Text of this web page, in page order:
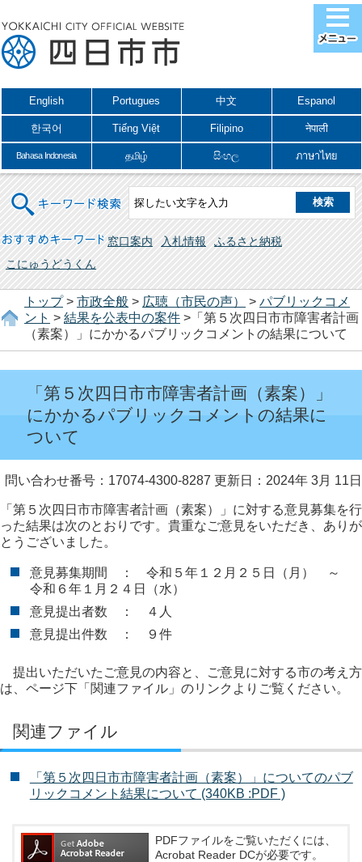
English Portugues 中文 Espanol
한국어 Tiếng Việt Filipino नेपाली
Bahasa Indonesia தமிழ் සිංහල ภาษาไทย
キーワード検索
おすすめキーワード 窓口案内 入札情報
ふるさと納税
こにゅうどうくん
トップ> 市政全般 > 広聴（市民の声） > パブリックコメ
ント > 結果を公表中の案件 >「第５次四日市市障害者計画
（素案）」にかかるパブリックコメントの結果について
「第５次四日市市障害者計画（素案）」
にかかるパブリックコメントの結果に
ついて
問い合わせ番号：17074-4300-8287 更新日：2024年 3月 11日
「第５次四日市市障害者計画（素案）」に対する意見募集を行
った結果は次のとおりです。貴重なご意見をいただき、ありが
とうございました。
意見募集期間 ： 令和５年１２月２５日（月） ～
令和６年１月２４日（水）
意見提出者数 ： ４人
意見提出件数 ： ９件
提出いただいたご意見の内容と、ご意見に対する市の考え方
は、ページ下「関連ファイル」のリンクよりご覧ください。
関連ファイル
「第５次四日市市障害者計画（素案）」についてのパブ
リックコメント結果について (340KB :PDF )
PDFファイルをご覧いただくには、
Acrobat Reader DCが必要です。